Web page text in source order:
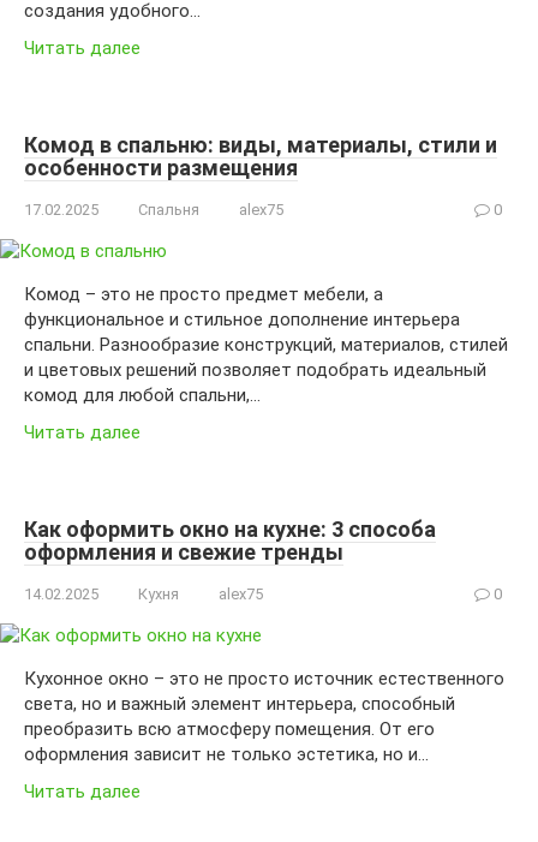
создания удобного…
Читать далее
Комод в спальню: виды, материалы, стили и
особенности размещения
17.02.2025 Спальня alex75 0
Комод – это не просто предмет мебели, а
функциональное и стильное дополнение интерьера
спальни. Разнообразие конструкций, материалов, стилей
и цветовых решений позволяет подобрать идеальный
комод для любой спальни,…
Читать далее
Как оформить окно на кухне: 3 способа
оформления и свежие тренды
14.02.2025 Кухня alex75 0
Кухонное окно – это не просто источник естественного
света, но и важный элемент интерьера, способный
преобразить всю атмосферу помещения. От его
оформления зависит не только эстетика, но и…
Читать далее